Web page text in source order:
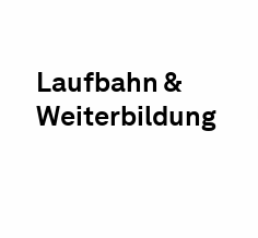
Laufbahn &
Weiterbildung